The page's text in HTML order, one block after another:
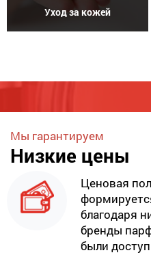
Уход за кожей
Мы гарантируем
Низкие цены
Ценовая
благодаря
бренды
были